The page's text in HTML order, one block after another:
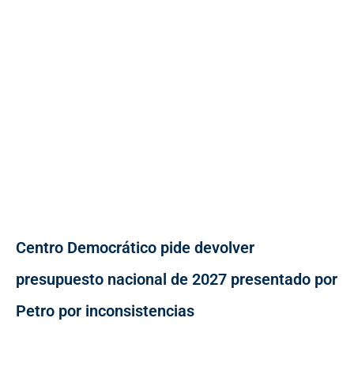
Centro Democrático pide devolver
presupuesto nacional de 2027 presentado por
Petro por inconsistencias